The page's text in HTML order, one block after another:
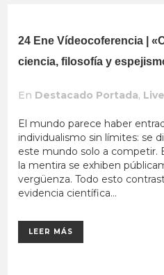
24 Ene Vídeocoferencia |
ciencia, filosofía y
En Destacado Portada, Live
El mundo parece haber
individualismo sin límites: se
este mundo solo a competir.
la mentira se exhiben
vergüenza. Todo esto
evidencia científica...
LEER MÁS